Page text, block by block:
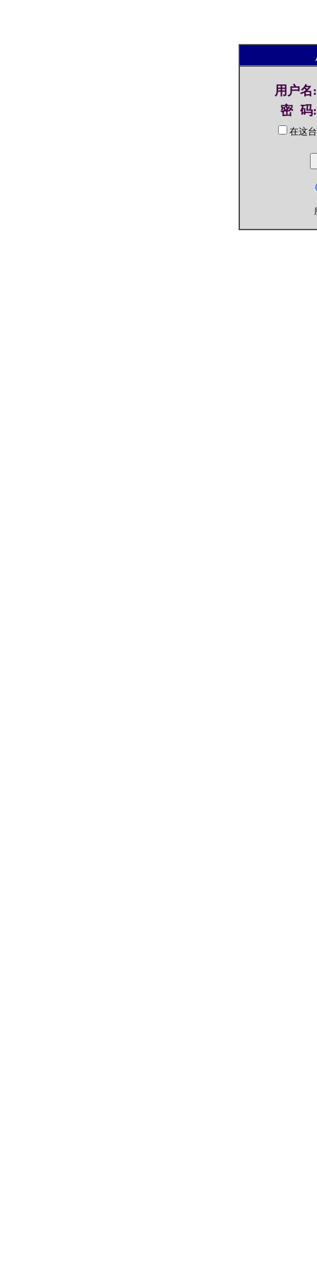
用户名:
密 码:
在这